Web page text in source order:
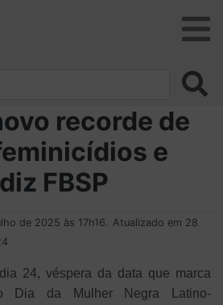
recorde de
e
FBSP
de 2025 às 17h16.
Atualizado em 28
24, véspera da data que marca
o Dia da Mulher Negra Latino-